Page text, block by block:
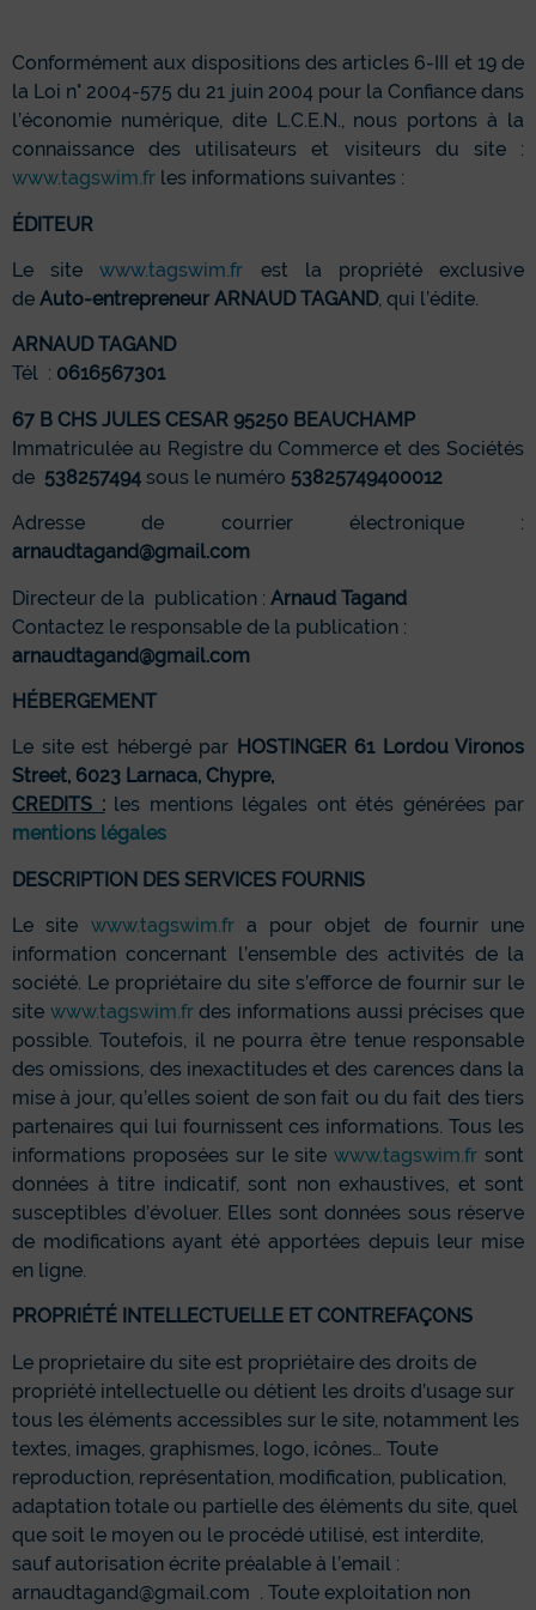
Conformément aux dispositions des articles 6-III et 19 de
la Loi n° 2004-575 du 21 juin 2004 pour la Confiance dans
l’économie numérique, dite L.C.E.N., nous portons à la
connaissance des utilisateurs et visiteurs du site :
www.tagswim.fr les informations suivantes :
ÉDITEUR
Le sitewww.tagswim.fr est la propriété exclusive
de Auto-entrepreneur ARNAUD TAGAND, qui l’édite.
ARNAUD TAGAND
Tél : 0616567301
67 B CHS JULES CESAR 95250 BEAUCHAMP
Immatriculée au Registre du Commerce et des Sociétés
de 538257494 sous le numéro 53825749400012
Adresse de courrier électronique :
arnaudtagand@gmail.com
Directeur de la publication : Arnaud Tagand
Contactez le responsable de la publication :
arnaudtagand@gmail.com
HÉBERGEMENT
Le site est hébergé par HOSTINGER 61 Lordou Vironos
Street, 6023 Larnaca, Chypre,
CREDITS :les mentions légales ont étés générées par
mentions légales
DESCRIPTION DES SERVICES FOURNIS
Le site www.tagswim.fra pour objet de fournir une
information concernant l’ensemble des activités de la
société. Le propriétaire du site s’efforce de fournir sur le
site www.tagswim.frdes informations aussi précises que
possible. Toutefois, il ne pourra être tenue responsable
des omissions, des inexactitudes et des carences dans la
mise à jour, qu’elles soient de son fait ou du fait des tiers
partenaires qui lui fournissent ces informations. Tous les
informations proposées sur le sitewww.tagswim.fr sont
données à titre indicatif, sont non exhaustives, et sont
susceptibles d’évoluer. Elles sont données sous réserve
de modifications ayant été apportées depuis leur mise
en ligne.
PROPRIÉTÉ INTELLECTUELLE ET CONTREFAÇONS
Le proprietaire du site est propriétaire des droits de
propriété intellectuelle ou détient les droits d’usage sur
tous les éléments accessibles sur le site, notamment les
textes, images, graphismes, logo, icônes… Toute
reproduction, représentation, modification, publication,
adaptation totale ou partielle des éléments du site, quel
que soit le moyen ou le procédé utilisé, est interdite,
sauf autorisation écrite préalable à l’email :
arnaudtagand@gmail.com . Toute exploitation non